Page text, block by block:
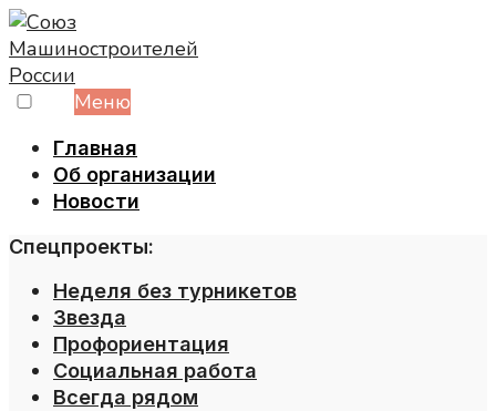
Skip
to
content
Меню
Главная
Об организации
Новости
Спецпроекты:
Неделя без турникетов
Звезда
Профориентация
Социальная работа
Всегда рядом